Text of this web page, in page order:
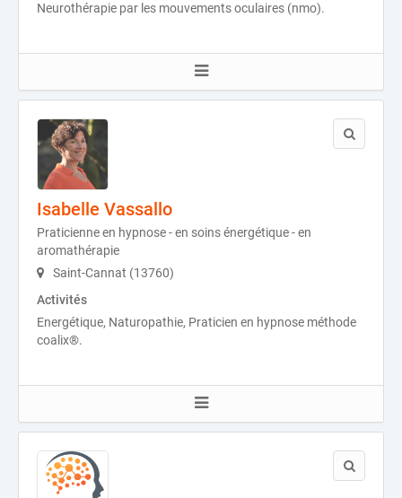
Neurothérapie par les mouvements oculaires (nmo).
Isabelle Vassallo
Praticienne en hypnose - en soins énergétique - en
aromathérapie
Saint-Cannat (13760)
Activités
Energétique, Naturopathie, Praticien en hypnose méthode
coalix®.